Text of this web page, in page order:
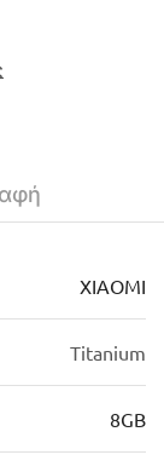
XIAOMI
Titanium
8GB